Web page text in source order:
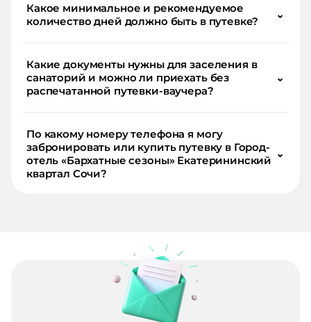
Какое минимальное и рекомендуемое
количество дней должно быть в путевке?
⌄
Какие документы нужны для заселения в
санаторий и можно ли приехать без
распечатанной путевки-ваучера?
⌄
По какому номеру телефона я могу
забронировать или купить путевку в Город-
отель «Бархатные сезоны» Екатерининский
квартал Сочи?
⌄